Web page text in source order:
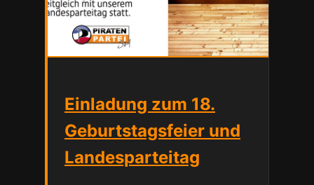
Einladung zum 18.
Geburtstagsfeier und
Landesparteitag